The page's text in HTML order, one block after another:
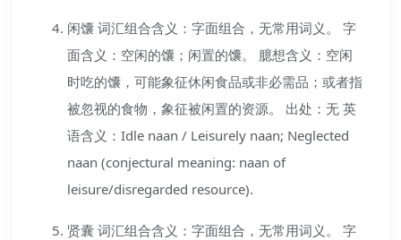
闲馕 词汇组合含义：字面组合，无常用词义。 字
面含义：空闲的馕；闲置的馕。 臆想含义：空闲
时吃的馕，可能象征休闲食品或非必需品；或者指
被忽视的食物，象征被闲置的资源。 出处：无 英
语含义：Idle naan / Leisurely naan; Neglected
naan (conjectural meaning: naan of
leisure/disregarded resource).
贤囊 词汇组合含义：字面组合，无常用词义。 字